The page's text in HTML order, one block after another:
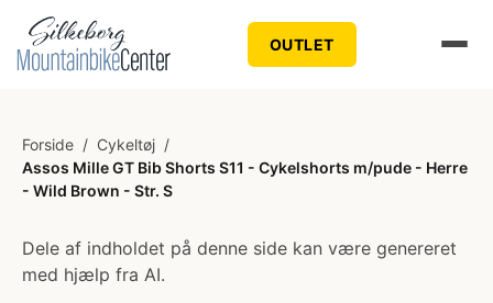
OUTLET
Forside / Cykeltøj /
Assos Mille GT Bib Shorts S11 - Cykelshorts m/pude - Herre
- Wild Brown - Str. S
Dele af indholdet på denne side kan være genereret
med hjælp fra AI.